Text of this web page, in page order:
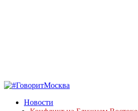
Новости